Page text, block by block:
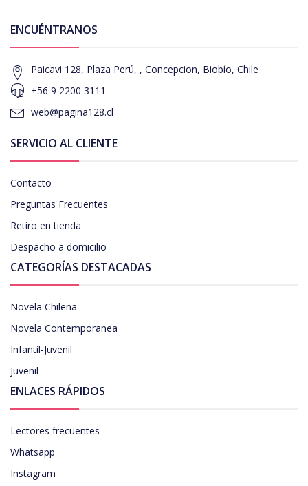
ENCUÉNTRANOS
Paicavi 128, Plaza Perú, , Concepcion, Biobío, Chile
+56 9 2200 3111
web@pagina128.cl
SERVICIO AL CLIENTE
Contacto
Preguntas Frecuentes
Retiro en tienda
Despacho a domicilio
CATEGORÍAS DESTACADAS
Novela Chilena
Novela Contemporanea
Infantil-Juvenil
Juvenil
ENLACES RÁPIDOS
Lectores frecuentes
Whatsapp
Instagram